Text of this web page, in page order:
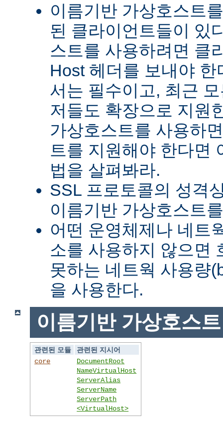
이름기반 가상호스트
된 클라이언트들이 있
스트를 사용하려면 클
Host 헤더를 보내야
서는 필수이고, 최근
저들도 확장으로 지원
가상호스트를 사용하
트를 지원해야 한다면
법을 살펴봐라.
SSL 프로토콜의 성격
이름기반 가상호스트
어떤 운영체제나 네트
소를 사용하지 않으면
못하는 네트웍 사용량
을 사용한다.
이름기반 가상호스
관련된 모듈
관련된 지시어
core
DocumentRoot
NameVirtualHost
ServerAlias
ServerName
ServerPath
<VirtualHost>